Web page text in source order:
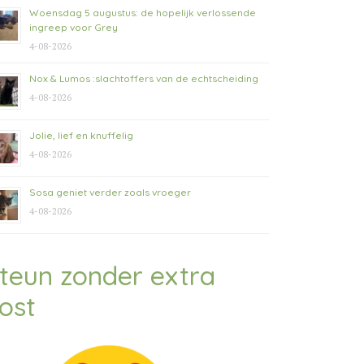
Woensdag 5 augustus: de hopelijk verlossende
ingreep voor Grey
4-08-2026
Nox & Lumos :slachtoffers van de echtscheiding
4-08-2026
Jolie, lief en knuffelig
4-08-2026
Sosa geniet verder zoals vroeger
4-08-2026
zonder extra